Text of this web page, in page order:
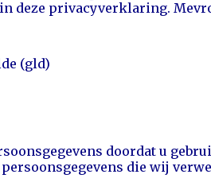
deze privacyverklaring.
(gld)
doordat u
die wij